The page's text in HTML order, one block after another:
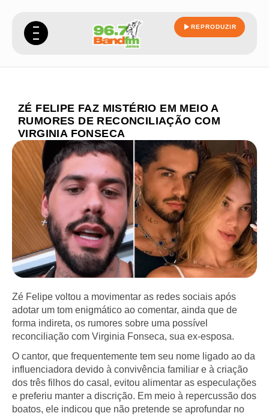
REPRODUZIR
ZÉ FELIPE FAZ MISTÉRIO EM MEIO A
RUMORES DE RECONCILIAÇÃO COM
VIRGINIA FONSECA
Zé Felipe voltou a movimentar as redes sociais após
adotar um tom enigmático ao comentar, ainda que de
forma indireta, os rumores sobre uma possível
reconciliação com Virginia Fonseca, sua ex-esposa.
O cantor, que frequentemente tem seu nome ligado ao da
influenciadora devido à convivência familiar e à criação
dos três filhos do casal, evitou alimentar as especulações
e preferiu manter a discrição. Em meio à repercussão dos
boatos, ele indicou que não pretende se aprofundar no